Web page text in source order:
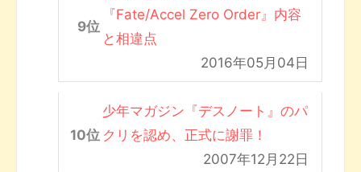
『Fate/Accel Zero Order』内容
と相違点
2016年05月04日
少年マガジン『デスノート』のパ
クリを認め、正式に謝罪！
2007年12月22日